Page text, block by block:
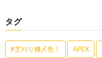
タグ
#芝刈り機〆危！ APEX